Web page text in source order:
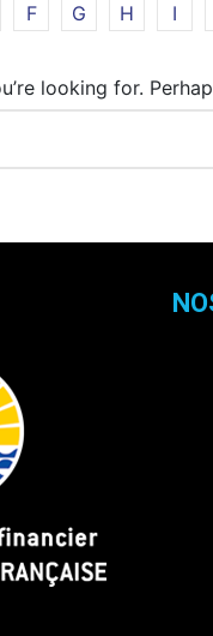
F G H I
looking for.